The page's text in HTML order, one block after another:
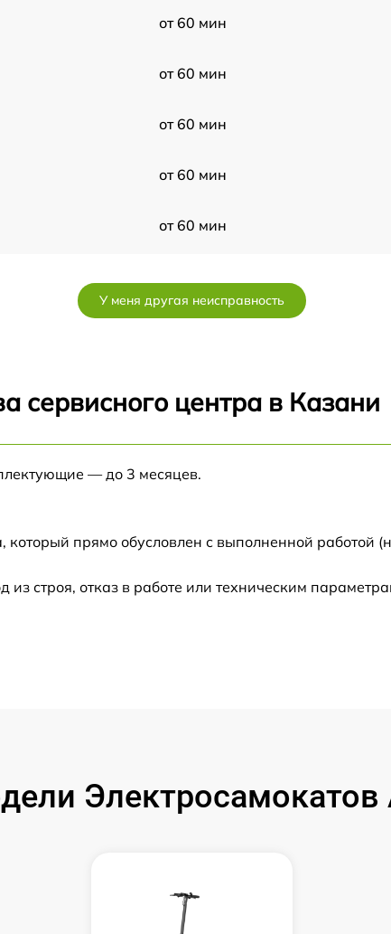
от 60 мин
от 60 мин
от 60 мин
от 60 мин
от 60 мин
от 60 мин
от 60 мин
от 60 мин
У меня другая неисправность
сервисного центра в Казани
— до 3 месяцев.
прямо обусловлен с выполненной работой
строя, отказ в работе или техническим
Электросамокатов